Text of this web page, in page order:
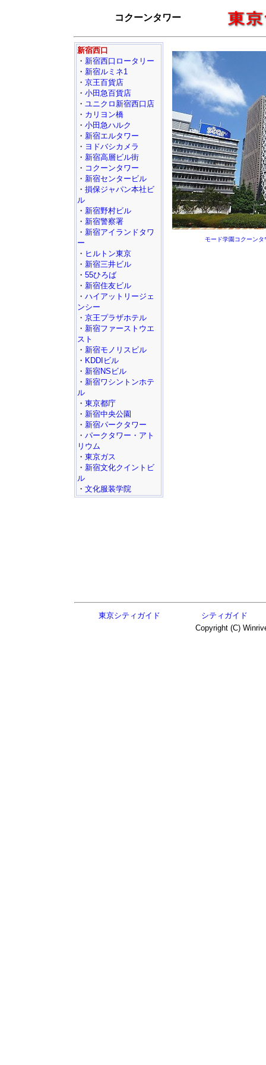
コクーンタワー
新宿西口
・ 新宿西口ロータリー
・ 新宿ルミネ1
・ 京王百貨店
・ 小田急百貨店
・ ユニクロ新宿西口店
・ カリヨン橋
・ 小田急ハルク
・ 新宿エルタワー
・ ヨドバシカメラ
・ 新宿高層ビル街
・ コクーンタワー
・ 新宿センタービル
・ 損保ジャパン本社ビ
ル
・ 新宿野村ビル
・ 新宿警察署
・ 新宿アイランドタワ
ー
・ ヒルトン東京
・ 新宿三井ビル
・ 55ひろば
・ 新宿住友ビル
・ ハイアットリージェ
ンシー
・ 京王プラザホテル
・ 新宿ファーストウエ
スト
・ 新宿モノリスビル
・ KDDIビル
・ 新宿NSビル
・ 新宿ワシントンホテ
ル
・ 東京都庁
・ 新宿中央公園
・ 新宿パークタワー
・ パークタワー・アト
リウム
・ 東京ガス
・ 新宿文化クイントビ
ル
・ 文化服装学院
モード学園コクーンタ
東京シティガイド
シティガイド
Copyright (C)